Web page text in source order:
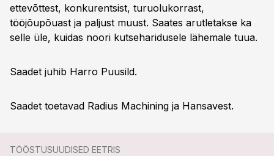
ettevõttest, konkurentsist, turuolukorrast,
tööjõupõuast ja paljust muust. Saates arutletakse ka
selle üle, kuidas noori kutseharidusele lähemale tuua.
Saadet juhib Harro Puusild.
Saadet toetavad Radius Machining ja Hansavest.
TÖÖSTUSUUDISED EETRIS